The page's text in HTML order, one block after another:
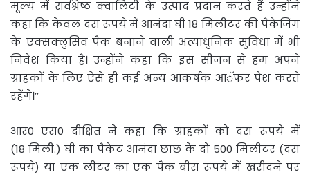
मूल्य में सर्वश्रेष्ठ क्वालिटी के उत्पाद प्रदान करते हैं उन्होंने
कहा कि केवल दस रूपये में आनंदा घी 18 मिलीटर की पैकेजिंग
के एक्सक्लुसिव पैक बनाने वाली अत्याधुनिक सुविधा में भी
निवेश किया है। उन्होंने कहा कि इस सीज़न से हम अपने
ग्राहकों के लिए ऐसे ही कई अन्य आकर्षक आॅफर पेश करते
रहेंगे।’’
आर0 एस0 दीक्षित ने कहा कि ग्राहकों को दस रूपये में
(18 मिली.) घी का पैकेट आनंदा छाछ के दो 500 मिलीटर (दस
रूपये) या एक लीटर का एक पैक बीस रूपये में खरीदने पर